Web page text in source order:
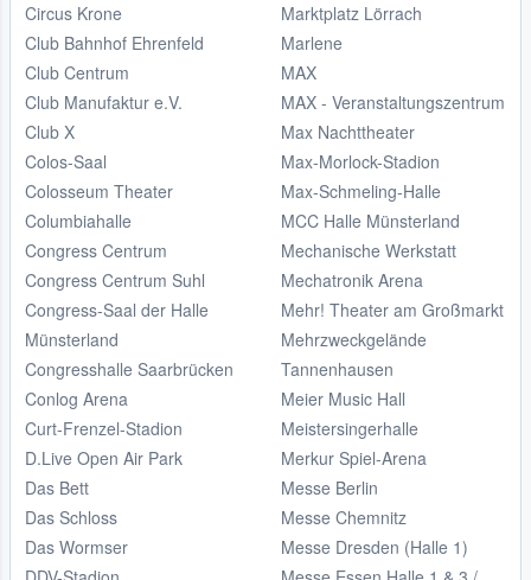
Circus Krone
Club Bahnhof Ehrenfeld
Club Centrum
Club Manufaktur e.V.
Club X
Colos-Saal
Colosseum Theater
Columbiahalle
Congress Centrum
Congress Centrum Suhl
Congress-Saal der Halle
Münsterland
Congresshalle Saarbrücken
Conlog Arena
Curt-Frenzel-Stadion
D.Live Open Air Park
Das Bett
Das Schloss
Das Wormser
Marktplatz Lörrach
Marlene
MAX
MAX - Veranstaltungszentrum
Max Nachttheater
Max-Morlock-Stadion
Max-Schmeling-Halle
MCC Halle Münsterland
Mechanische Werkstatt
Mechatronik Arena
Mehr! Theater am Großmarkt
Mehrzweckgelände
Tannenhausen
Meier Music Hall
Meistersingerhalle
Merkur Spiel-Arena
Messe Berlin
Messe Chemnitz
Messe Dresden (Halle 1)